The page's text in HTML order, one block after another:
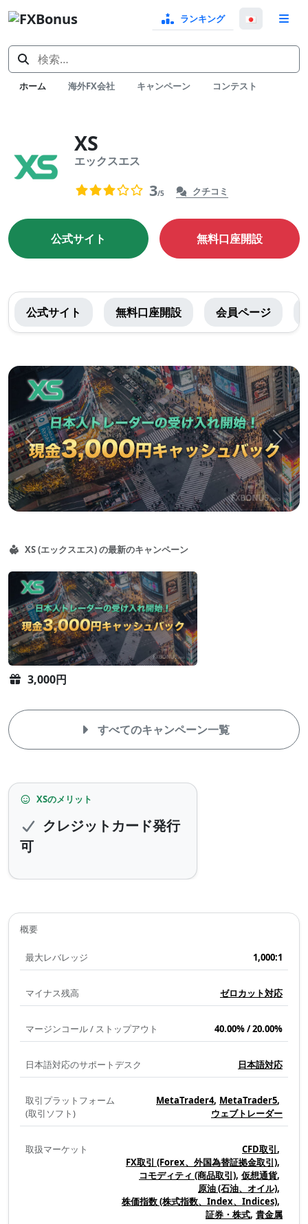
検
索:
ランキング
言
語
選
択
ホーム 海外FX会社 キャンペーン コンテスト
XS
エックスエス
まだ評価がありません。
3/5 クチコミ
公式サイト 無料口座開設
XS
(エ
ク
ス
エ
ス)
メ
ニ
ュ
ー
公式サイト 無料口座開設 会員ページ
お
ス
メ
の
コ
ン
ン
ツ
前
へ
次
へ
XS (エックスエス)の最新のキャンペーン
3,000円
すべてのキャンペーン一覧
XS
メ
リ
ッ
と
デ
リ
ト
XSのメリット
クレジットカード発行
可
概要
最大レバレッジ 1,000:1
マイナス残高 ゼロカット対応
マージンコール / ストップアウト 40.00% / 20.00%
日本語対応のサポートデスク 日本語対応
取引プラットフォーム
(取引ソフト)
MetaTrader4 MetaTrader5
ウェブトレーダー
取扱マーケット
CFD取引
FX取引 (Forex、外国為替証拠金取引)
コモディティ (商品取引) 仮想通貨
原油 (石油、オイル)
株価指数 (株式指数、Index、Indices)
証券・株式 貴金属